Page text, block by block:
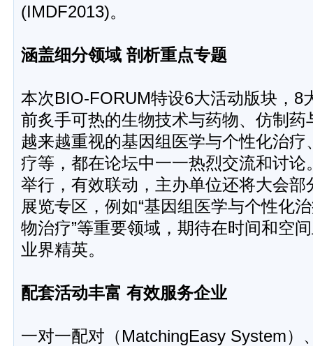
(IMDF2013)。
涵盖细分领域 剖析重点专题
本次BIO-FORUM特设6大活动版块，8
前炙手可热的生物技术与药物、仿制
越来越重视的基因组医学与个性化治
疗等，都在论坛中一一热烈交流和讨
举行，有效联动，主办单位还将大会
展览专区，例如“基因组医学与个性化
物治疗”等重要领域，期待在时间和空
业界精英。
配套活动丰富 有效服务企业
一对一配对（MatchingEasy System）